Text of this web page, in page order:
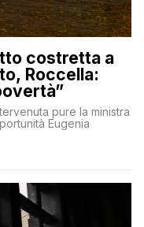
costretta a
Roccella:
pure la ministra
Eugenia